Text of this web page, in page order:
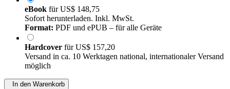
eBook fürUS$ 148,75
Sofort herunterladen. Inkl. MwSt.
Format: PDF und ePUB – für alle Geräte
Hardcover fürUS$ 157,20
Versand in ca. 10 Werktagen national, internationaler Versand
möglich
In den Warenkorb